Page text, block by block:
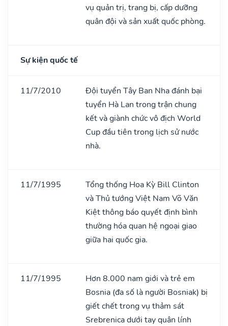
vụ quản trị, trang bị, cấp dưỡng
quân đội và sản xuất quốc phòng.
Sự kiện quốc tế
11/7/2010
Đội tuyển Tây Ban Nha đánh bại
tuyển Hà Lan trong trận chung
kết và giành chức vô địch World
Cup đầu tiên trong lịch sử nước
nhà.
11/7/1995
Tổng thống Hoa Kỳ Bill Clinton
và Thủ tướng Việt Nam Võ Văn
Kiệt thông báo quyết định bình
thường hóa quan hệ ngoại giao
giữa hai quốc gia.
11/7/1995
Hơn 8.000 nam giới và trẻ em
Bosnia (đa số là người Bosniak) bị
giết chết trong vụ thảm sát
Srebrenica dưới tay quân lính